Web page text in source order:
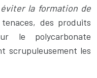
la formation de
des produits
le polycarbonate
scrupuleusement les